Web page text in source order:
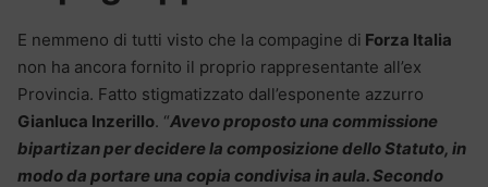
E nemmeno di tutti visto che la compagine di Forza Italia
non ha ancora fornito il proprio rappresentante all’ex
Provincia. Fatto stigmatizzato dall’esponente azzurro
Gianluca Inzerillo. “Avevo proposto una commissione
bipartizan per decidere la composizione dello Statuto, in
modo da portare una copia condivisa in aula. Secondo